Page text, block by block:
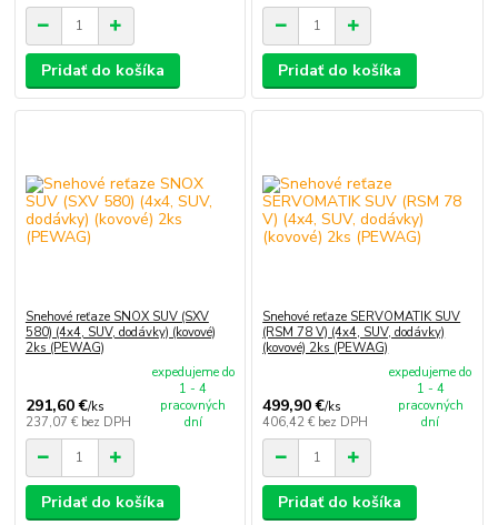
Pridať do košíka Pridať do košíka
Snehové reťaze SNOX SUV (SXV
580) (4x4, SUV, dodávky) (kovové)
2ks (PEWAG)
291,60 €/ks
237,07 € bez DPH
expedujeme do
1 - 4
pracovných
dní
Pridať do košíka
Snehové reťaze SERVOMATIK SUV
(RSM 78 V) (4x4, SUV, dodávky)
(kovové) 2ks (PEWAG)
499,90 €/ks
406,42 € bez DPH
expedujeme do
1 - 4
pracovných
dní
Pridať do košíka